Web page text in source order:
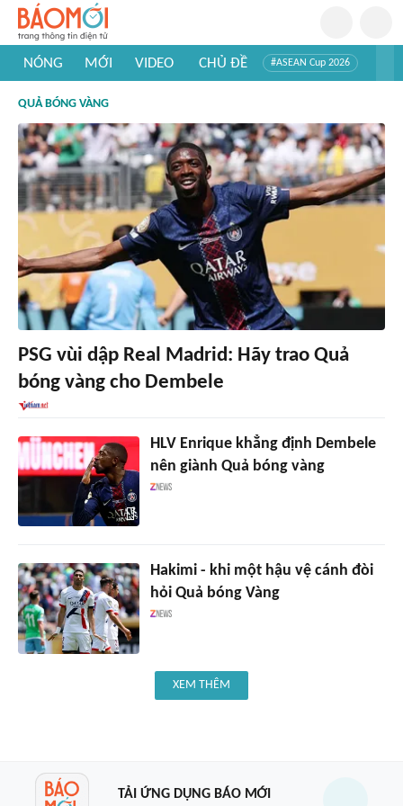
NÓNG MỚI VIDEO CHỦ ĐỀ #ASEAN Cup 2026
#Khám phá Việt Nam
QUẢ BÓNG VÀNG
PSG vùi dập Real Madrid: Hãy trao Quả
bóng vàng cho Dembele
HLV Enrique khẳng định Dembele
nên giành Quả bóng vàng
Hakimi - khi một hậu vệ cánh đòi
hỏi Quả bóng Vàng
XEM THÊM
TẢI ỨNG DỤNG BÁO MỚI